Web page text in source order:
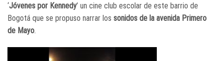
‘Jóvenes por Kennedy’ un cine club escolar de este barrio de
Bogotá que se propuso narrar los sonidos de la avenida Primero
de Mayo.